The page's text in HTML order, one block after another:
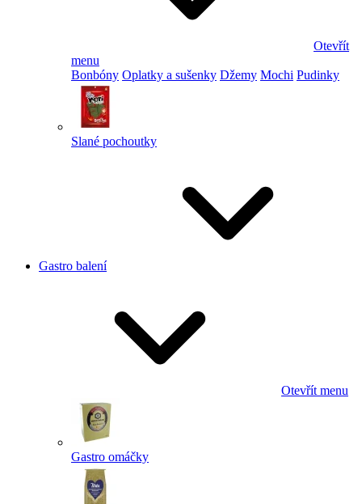
Otevřít
menu
Bonbóny Oplatky a sušenky Džemy Mochi Pudinky
Slané pochoutky
Gastro balení
Otevřít menu
Gastro omáčky